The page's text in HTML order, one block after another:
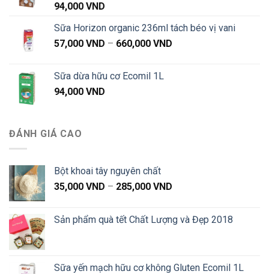
94,000 VND
Sữa Horizon organic 236ml tách béo vị vani
57,000 VND – 660,000 VND
Sữa dừa hữu cơ Ecomil 1L
94,000 VND
ĐÁNH GIÁ CAO
Bột khoai tây nguyên chất
35,000 VND – 285,000 VND
35,000 VND
Sản phẩm quà tết Chất Lượng và Đẹp 2018
Sữa yến mạch hữu cơ không Gluten Ecomil 1L